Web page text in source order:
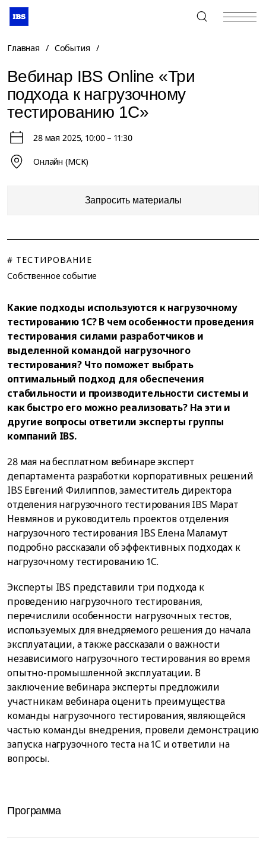
+7 (495) 967-80-80
Главная / События /
Вебинар IBS Online «Три
подхода к нагрузочному
тестированию 1С»
28 мая 2025, 10:00 – 11:30
Онлайн (МСК)
Запросить материалы
# ТЕСТИРОВАНИЕ
Собственное событие
Какие подходы используются к нагрузочному
тестированию 1С? В чем особенности проведения
тестирования силами разработчиков и
выделенной командой нагрузочного
тестирования? Что поможет выбрать
оптимальный подход для обеспечения
стабильности и производительности системы и
как быстро его можно реализовать? На эти и
другие вопросы ответили эксперты группы
компаний IBS.
28 мая на бесплатном вебинаре эксперт
департамента разработки корпоративных решений
IBS Евгений Филиппов, заместитель директора
отделения нагрузочного тестирования IBS Марат
Невмянов и руководитель проектов отделения
нагрузочного тестирования IBS Елена Маламут
подробно рассказали об эффективных подходах к
нагрузочному тестированию 1С.
Эксперты IBS представили три подхода к
проведению нагрузочного тестирования,
перечислили особенности нагрузочных тестов,
используемых для внедряемого решения до начала
эксплуатации, а также рассказали о важности
независимого нагрузочного тестирования во время
опытно-промышленной эксплуатации. В
заключение вебинара эксперты предложили
участникам вебинара оценить преимущества
команды нагрузочного тестирования, являющейся
частью команды внедрения, провели демонстрацию
запуска нагрузочного теста на 1С и ответили на
вопросы.
Программа